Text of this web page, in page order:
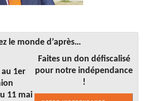
le monde d’après…
1er
11 mai
Faites un don défiscalisé
pour notre indépendance
!